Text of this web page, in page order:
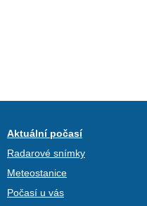
Aktuální počasí
Radarové snímky
Meteostanice
Počasí u vás